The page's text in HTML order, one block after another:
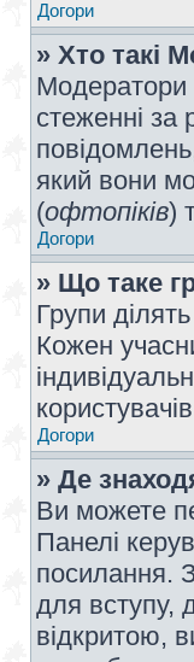
Догори
» Хто такі
Модератори
стеженні
який вони
(офтопіків)
Догори
» Що таке
Групи
Кожен
Догори
» Де
Ви можете
Панелі
посилання.
для вступу,
відкритою,